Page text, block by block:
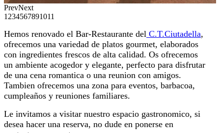
PrevNext
1234567891011
Hemos renovado el Bar-Restaurante del C.T.Ciutadella,
ofrecemos una variedad de platos gourmet, elaborados
con ingredientes frescos de alta calidad. Os ofrecemos
un ambiente acogedor y elegante, perfecto para disfrutar
de una cena romantica o una reunion con amigos.
Tambien ofrecemos una zona para eventos, barbacoa,
cumpleaños y reuniones familiares.
Le invitamos a visitar nuestro espacio gastronomico, si
desea hacer una reserva, no dude en ponerse en